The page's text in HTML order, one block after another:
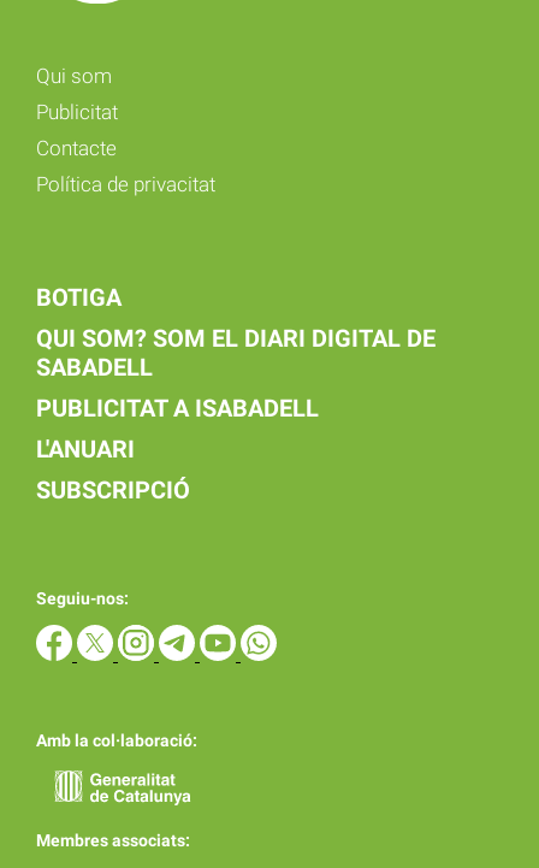
Qui som
Publicitat
Contacte
Política de privacitat
BOTIGA
QUI SOM? SOM EL DIARI DIGITAL DE
SABADELL
PUBLICITAT A ISABADELL
L'ANUARI
SUBSCRIPCIÓ
Seguiu-nos:
Amb la col·laboració:
Membres associats: